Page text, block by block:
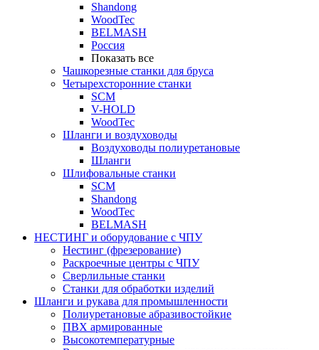
Shandong
WoodTec
BELMASH
Россия
Показать все
Чашкорезные станки для бруса
Четырехсторонние станки
SCM
V-HOLD
WoodTec
Шланги и воздуховоды
Воздуховоды полиуретановые
Шланги
Шлифовальные станки
SCM
Shandong
WoodTec
BELMASH
НЕСТИНГ и оборудование с ЧПУ
Нестинг (фрезерование)
Раскроечные центры с ЧПУ
Сверлильные станки
Станки для обработки изделий
Шланги и рукава для промышленности
Полиуретановые абразивостойкие
ПВХ армированные
Высокотемпературные